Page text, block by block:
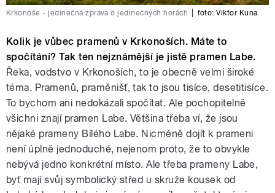
Krkonoše - jedinečná zpráva o jedinečných horách foto:Viktor Kuna
Kolik je vůbec pramenů v Krkonoších. Máte to
spočítání? Tak ten nejznámější je jistě pramen Labe.
Řeka, vodstvo v Krkonoších, to je obecně velmi široké
téma. Pramenů, praměnišť, tak to jsou tisíce, desetitisíce.
To bychom ani nedokázali spočítat. Ale pochopitelně
všichni znají pramen Labe. Většina třeba ví, že jsou
nějaké prameny Bílého Labe. Nicméně dojít k prameni
není úplně jednoduché, nejenom proto, že to obvykle
nebývá jedno konkrétní místo. Ale třeba prameny Labe,
byť mají svůj symbolický střed u skruže kousek od